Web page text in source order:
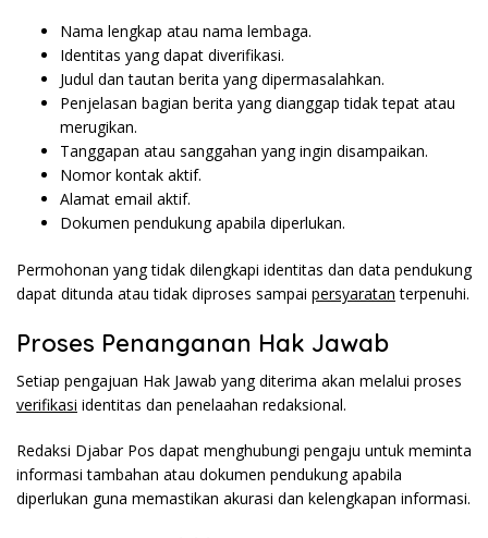
Nama lengkap atau nama lembaga.
Identitas yang dapat diverifikasi.
Judul dan tautan berita yang dipermasalahkan.
Penjelasan bagian berita yang dianggap tidaktepat atau
merugikan.
Tanggapan atau sanggahan yang ingin disampaikan.
Nomor kontak aktif.
Alamat email aktif.
Dokumen pendukung apabila diperlukan.
Permohonan yang tidak dilengkapi identitas dan data pendukung
dapat ditunda atau tidak diproses sampai persyaratan terpenuhi.
Proses Penanganan Hak Jawab
Setiap pengajuan Hak Jawab yang diterima akan melalui proses
verifikasi identitas dan penelaahan redaksional.
Redaksi Djabar Pos dapat menghubungi pengaju untuk meminta
informasi tambahan atau dokumen pendukung apabila
diperlukan guna memastikan akurasi dan kelengkapan informasi.